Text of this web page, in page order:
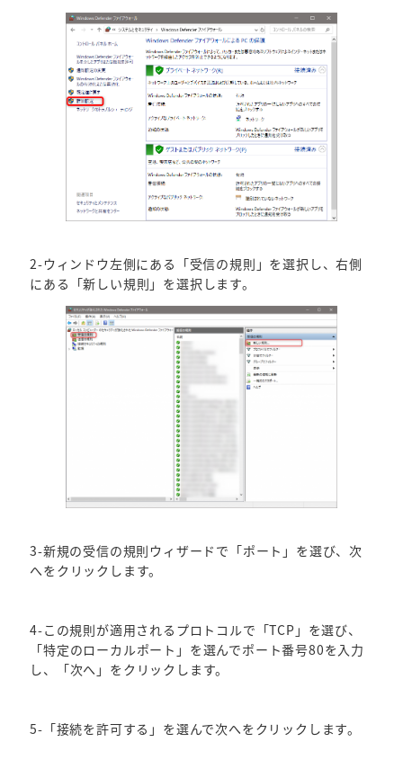
2-ウィンドウ左側にある「受信の規則」を選択し、右側
にある「新しい規則」を選択します。
3-新規の受信の規則ウィザードで「ポート」を選び、次
へをクリックします。
4-この規則が適用されるプロトコルで「TCP」を選び、
「特定のローカルポート」を選んでポート番号80を入力
し、「次へ」をクリックします。
5-「接続を許可する」を選んで次へをクリックします。